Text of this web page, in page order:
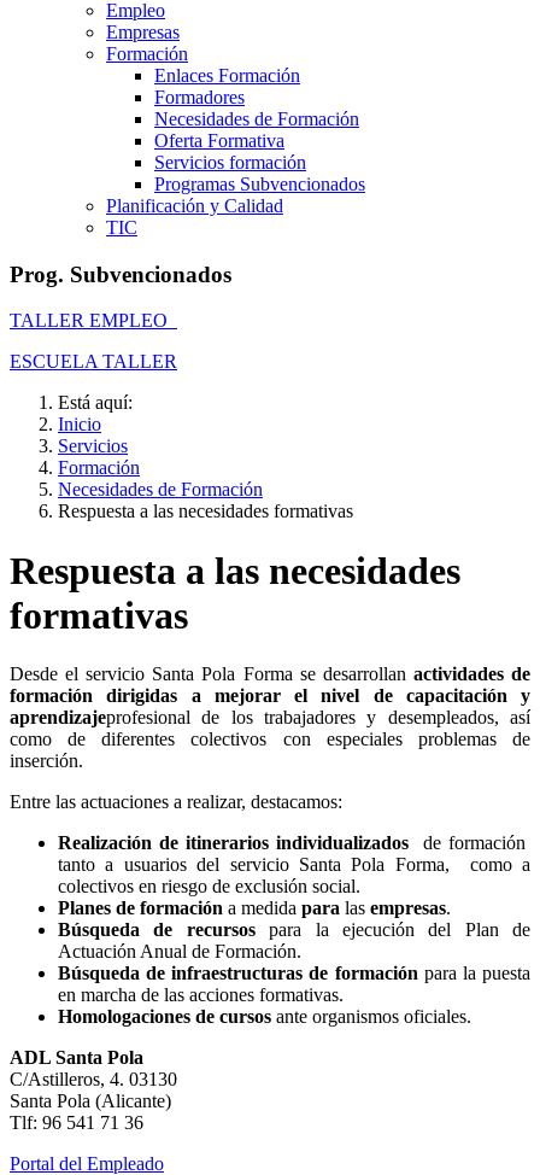
Empleo
Empresas
Formación
Enlaces Formación
Formadores
Necesidades de Formación
Oferta Formativa
Servicios formación
Programas Subvencionados
Planificación y Calidad
TIC
Prog. Subvencionados
TALLER EMPLEO
ESCUELA TALLER
Está aquí:
Inicio
Servicios
Formación
Necesidades de Formación
Respuesta a las necesidades formativas
Respuesta a las necesidades
formativas
Desde el servicio Santa Pola Forma se desarrollan actividades de
formación dirigidas a mejorar el nivel de capacitación y
aprendizajeprofesional de los trabajadores y desempleados, así
como de diferentes colectivos con especiales problemas de
inserción.
Entre las actuaciones a realizar, destacamos:
Realización de itinerarios individualizados de formación
tanto a usuarios del servicio Santa Pola Forma, como a
colectivos en riesgo de exclusión social.
Planes de formación a medida para las empresas.
Búsqueda de recursospara la ejecución del Plan de
Actuación Anual de Formación.
Búsqueda de infraestructuras de formación para la puesta
en marcha de las acciones formativas.
Homologaciones de cursos ante organismos oficiales.
ADL Santa Pola
C/Astilleros, 4. 03130
Santa Pola (Alicante)
Tlf: 96 541 71 36
Portal del Empleado